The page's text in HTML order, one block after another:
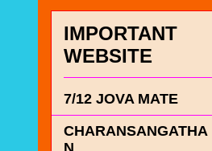
IMPORTANT
WEBSITE
7/12 JOVA MATE
CHARANSANGATHA
N